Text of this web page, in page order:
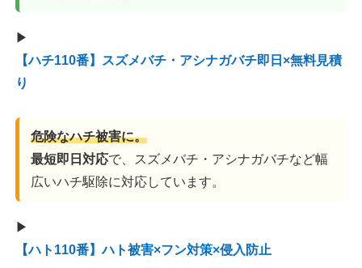
▶
【ハチ110番】スズメバチ・アシナガバチ即日×無料見積
り
危険なハチ被害に。
最短即日対応で、スズメバチ・アシナガバチなど幅
広いハチ駆除に対応しています。
▶
【ハト110番】ハト被害×フン対策×侵入防止